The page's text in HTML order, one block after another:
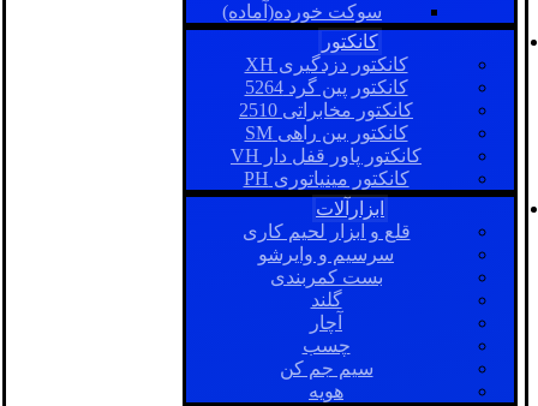
سوکت خورده(آماده)
کانکتور
کانکتور دزدگیری XH
کانکتور پین گرد 5264
کانکتور مخابراتی 2510
کانکتور بین راهی SM
کانکتور پاور قفل دار VH
کانکتور مینیاتوری PH
ابزارآلات
قلع و ابزار لحیم کاری
سرسیم و وایرشو
بست کمربندی
گلند
آچار
چسب
سیم جم کن
هویه